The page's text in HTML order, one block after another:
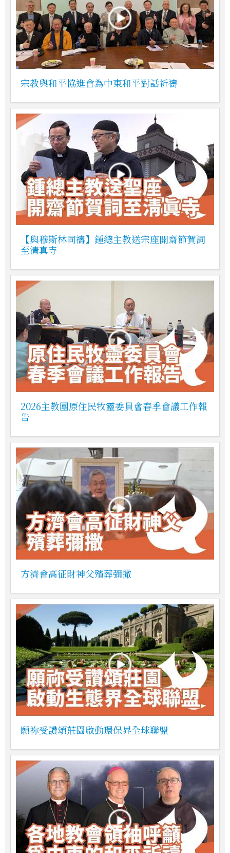
宗教與和平協進會為中東和平對話祈禱
【與穆斯林同禱】鍾總主教送宗座開齋節賀詞
至清真寺
2026主教團原住民牧靈委員會春季會議工作報
告
方濟會高征財神父殯葬彌撒
願祢受讚頌莊園啟動環保界全球聯盟